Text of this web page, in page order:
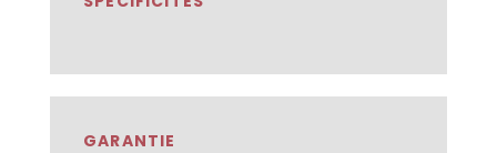
GARANTIE